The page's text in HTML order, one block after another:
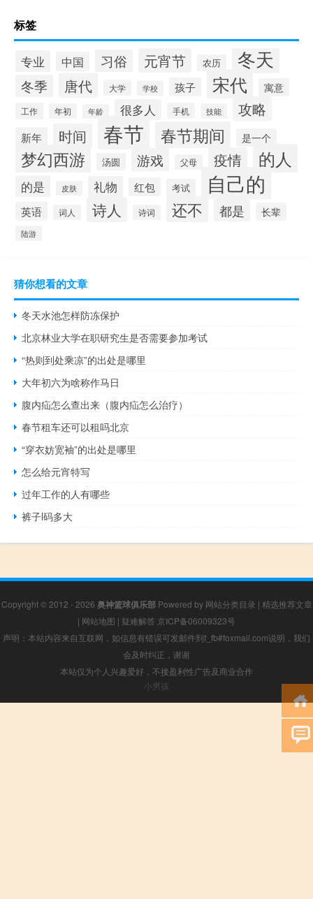
标签
专业 中国 习俗 元宵节 农历 冬天
冬季 唐代 大学 学校 孩子 宋代 寓意
工作 年初 年龄 很多人 手机 技能 攻略
新年 时间 春节 春节期间 是一个
梦幻西游 汤圆 游戏 父母 疫情 的人
的是 皮肤 礼物 红包 考试 自己的
英语 词人 诗人 诗词 还不 都是 长辈
陆游
猜你想看的文章
冬天水池怎样防冻保护
北京林业大学在职研究生是否需要参加考试
“热则到处乘凉”的出处是哪里
大年初六为啥称作马日
腹内疝怎么查出来（腹内疝怎么治疗）
春节租车还可以租吗北京
“穿衣妨宽袖”的出处是哪里
怎么给元宵特写
过年工作的人有哪些
裤子l码多大
Copyright © 2012 - 2026 奥神篮球俱乐部Powered by 网站分类目录 | 精选推荐文章
| 网站地图 | 疑难解答 京ICP备06009323号
声明：本站内容来自互联网，如信息有错误可发邮件到f_fb#foxmail.com说明，我们
会及时纠正，谢谢
本站仅为个人兴趣爱好，不接盈利性广告及商业合作
小男孩